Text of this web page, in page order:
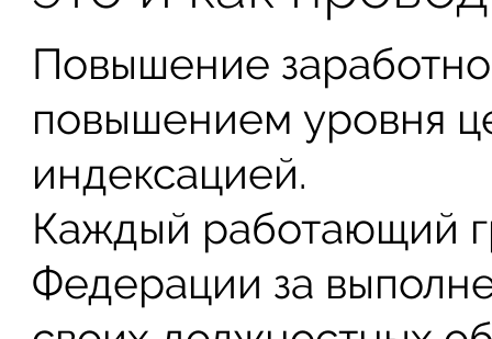
Повышение
повышением уровня
индексацией.
Каждый работающий
Федерации за